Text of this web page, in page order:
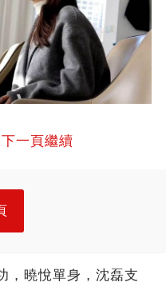
一頁繼續
，曉悅單身，沈磊支